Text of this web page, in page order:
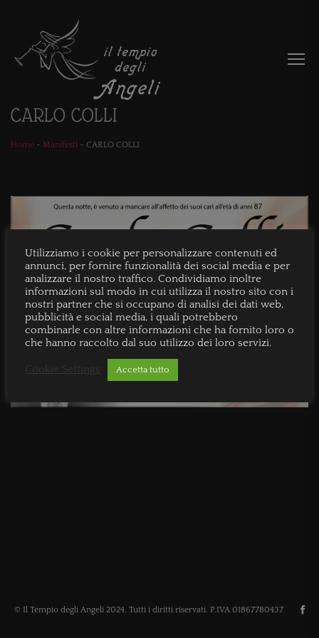
CARLO COLLI
Home - Manifesti - CARLO COLLI
© Il Tempio degli Angeli 2024. Tutti i diritti riservati. P.IVA 01867780437
Utilizziamo i cookie per personalizzare contenuti ed
annunci, per fornire funzionalità dei social media e per
analizzare il nostro traffico. Condividiamo inoltre
informazioni sul modo in cui utilizza il nostro sito con i
nostri partner che si occupano di analisi dei dati web,
pubblicità e social media, i quali potrebbero
combinarle con altre informazioni che ha fornito loro o
che hanno raccolto dal suo utilizzo dei loro servizi.
Accetta tutto